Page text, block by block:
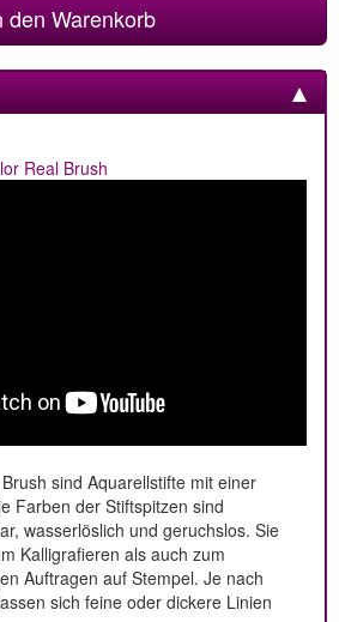
den Warenkorb
Real Brush
sind Aquarellstifte mit einer
Farben der Stiftspitzen sind
wasserlöslich und geruchslos. Sie
Kalligrafieren als auch zum
Auftragen auf Stempel. Je nach
sich feine oder dickere Linien